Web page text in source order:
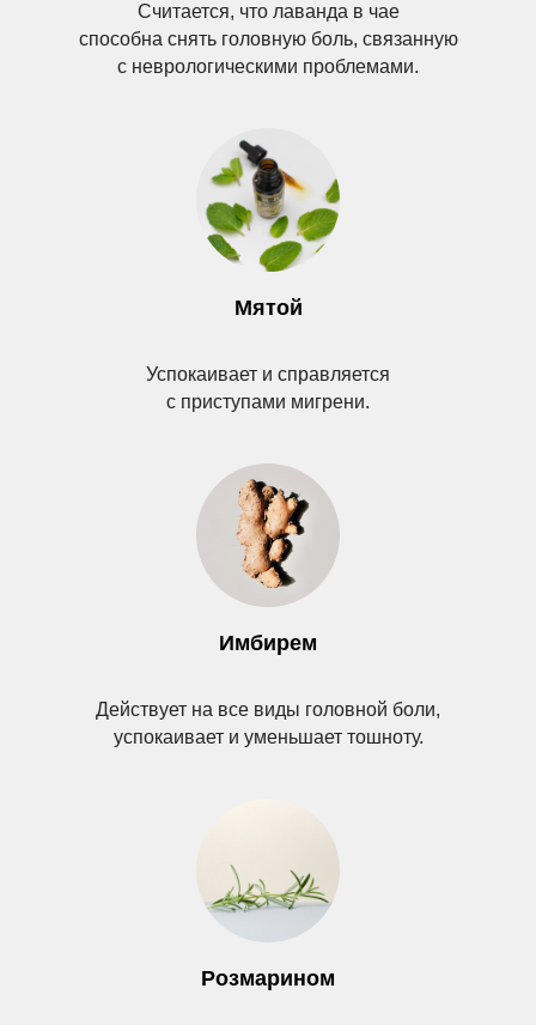
Считается, что лаванда в чае
способна снять головную боль, связанную
с неврологическими проблемами.
Мятой
Успокаивает и справляется
с приступами мигрени.
Имбирем
Действует на все виды головной боли,
успокаивает и уменьшает тошноту.
Розмарином